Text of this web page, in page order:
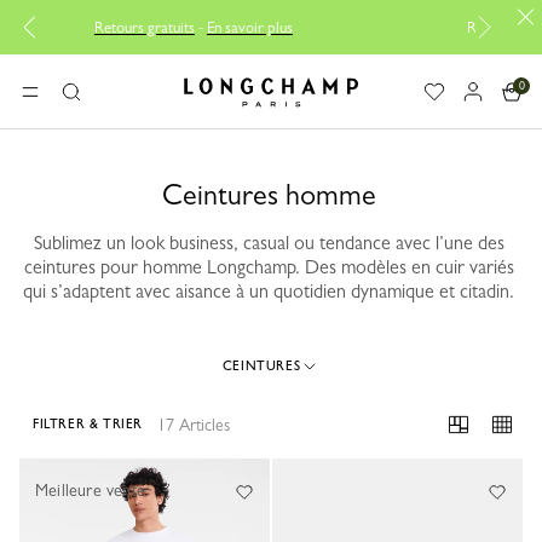
gratuits En savoir plus Réparation gratuite |
MENURechercher Longchamp - Accueil
0
Ceintures homme
Sublimez un look business, casual ou tendance avec l’une des
ceintures pour homme Longchamp. Des modèles en cuir variés
qui s’adaptent avec aisance à un quotidien dynamique et citadin.
CEINTURES
17 Articles
FILTRER & TRIER
Meilleure vente